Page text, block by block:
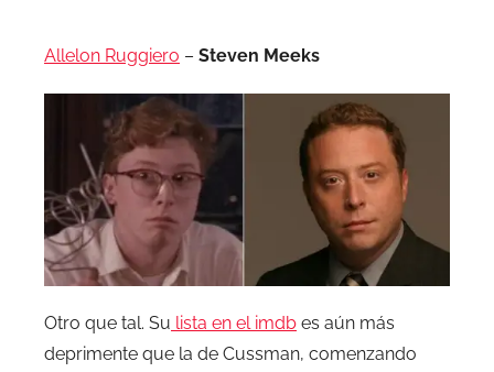
Allelon Ruggiero – Steven Meeks
Otro que tal. Su lista en el imdb es aún más
deprimente que la de Cussman, comenzando